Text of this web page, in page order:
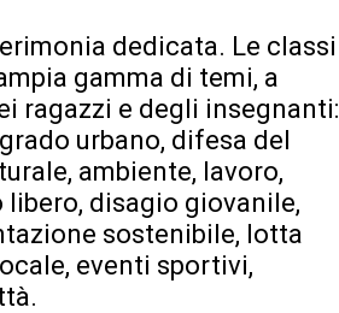
dedicata. Le classi
gamma di temi, a
ragazzi e degli insegnanti:
urbano, difesa del
ambiente, lavoro,
disagio giovanile,
sostenibile, lotta
eventi sportivi,